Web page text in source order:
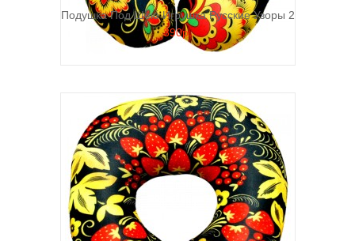
Подушка Под Шею Игрушка Русские Узоры 2
390р.